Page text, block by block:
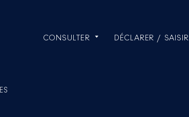
CONSULTER DÉCLARER / SAISIR